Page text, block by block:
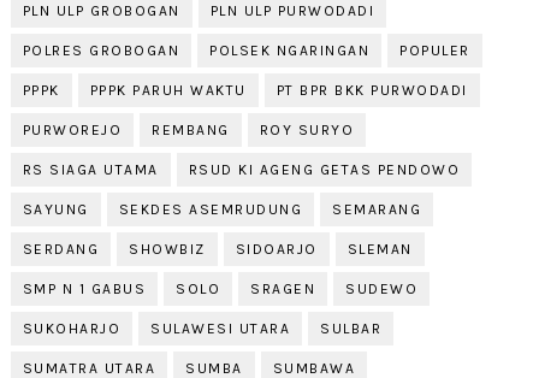
PLN ULP GROBOGAN PLN ULP PURWODADI
POLRES GROBOGAN POLSEK NGARINGAN POPULER
PPPK PPPK PARUH WAKTU PT BPR BKK PURWODADI
PURWOREJO REMBANG ROY SURYO
RS SIAGA UTAMA RSUD KI AGENG GETAS PENDOWO
SAYUNG SEKDES ASEMRUDUNG SEMARANG
SERDANG SHOWBIZ SIDOARJO SLEMAN
SMP N 1 GABUS SOLO SRAGEN SUDEWO
SUKOHARJO SULAWESI UTARA SULBAR
SUMATRA UTARA SUMBA SUMBAWA